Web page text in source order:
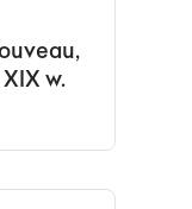
w.